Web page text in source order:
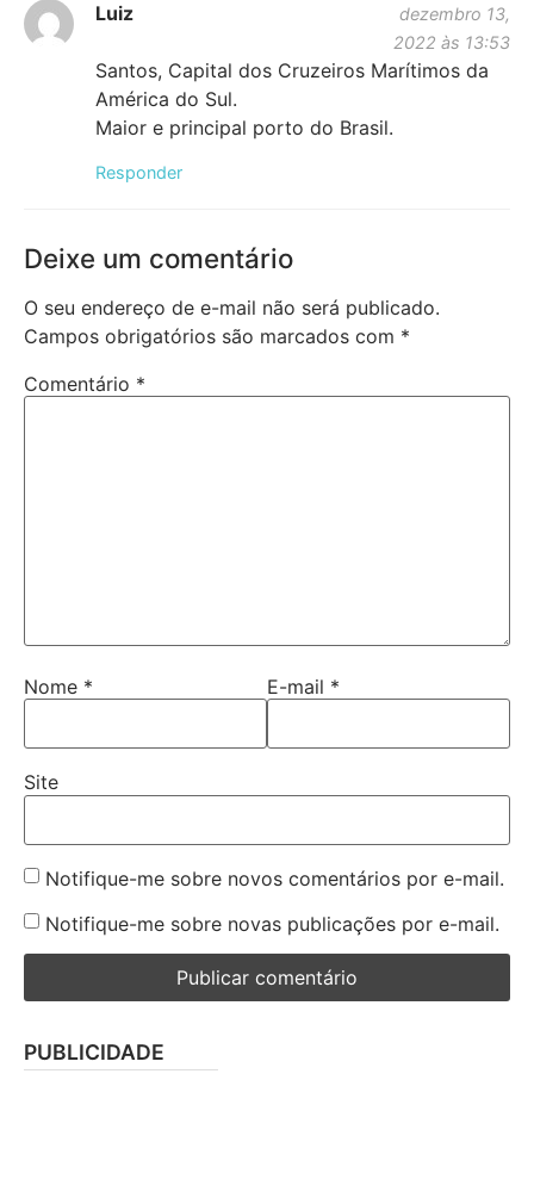
Luiz
dezembro 13,
2022 às 13:53
Santos, Capital dos Cruzeiros Marítimos da
América do Sul.
Maior e principal porto do Brasil.
Responder
Deixe um comentário
O seu endereço de e-mail não será publicado.
Campos obrigatórios são marcados com *
Comentário *
Nome * E-mail *
Site
Notifique-me sobre novos comentários por e-mail.
Notifique-me sobre novas publicações por e-mail.
PUBLICIDADE